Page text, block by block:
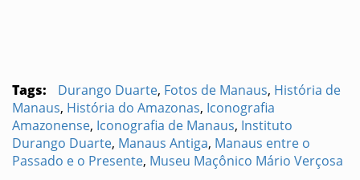
Tags: Durango Duarte, Fotos de Manaus, História de
Manaus, História do Amazonas, Iconografia
Amazonense, Iconografia de Manaus, Instituto
Durango Duarte, Manaus Antiga, Manaus entre o
Passado e o Presente, Museu Maçônico Mário Verçosa